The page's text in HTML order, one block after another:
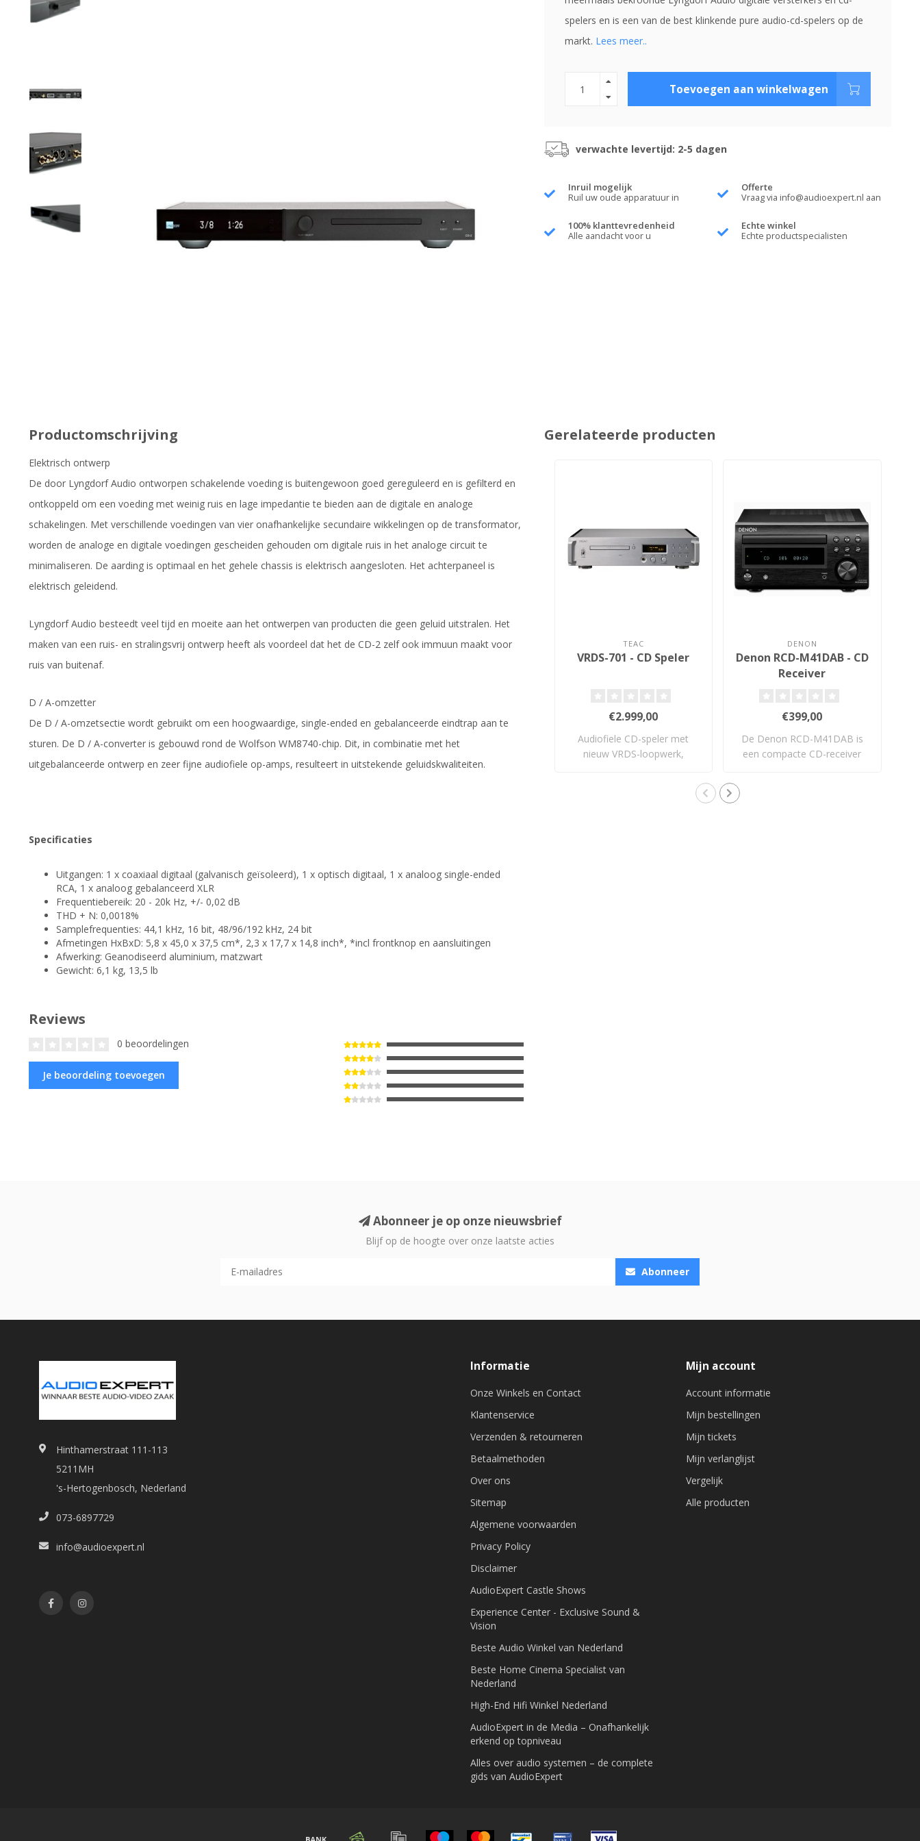
spelers en is een van de best klinkende pure audio-cd-spelers op de
markt. Lees meer..
Toevoegen aan winkelwagen
verwachte levertijd: 2-5 dagen
Inruil mogelijk
Ruil uw oude apparatuur in
Offerte
Vraag via info@audioexpert.nl aan
100% klanttevredenheid
Alle aandacht voor u
Echte winkel
Echte productspecialisten
Productomschrijving
Elektrisch ontwerp
De door Lyngdorf Audio ontworpen schakelende voeding is buitengewoon goed gereguleerd en is gefilterd en
ontkoppeld om een voeding met weinig ruis en lage impedantie te bieden aan de digitale en analoge
schakelingen. Met verschillende voedingen van vier onafhankelijke secundaire wikkelingen op de transformator,
worden de analoge en digitale voedingen gescheiden gehouden om digitale ruis in het analoge circuit te
minimaliseren. De aarding is optimaal en het gehele chassis is elektrisch aangesloten. Het achterpaneel is
elektrisch geleidend.
Lyngdorf Audio besteedt veel tijd en moeite aan het ontwerpen van producten die geen geluid uitstralen. Het
maken van een ruis- en stralingsvrij ontwerp heeft als voordeel dat het de CD-2 zelf ook immuun maakt voor
ruis van buitenaf.
D / A-omzetter
De D / A-omzetsectie wordt gebruikt om een hoogwaardige, single-ended en gebalanceerde eindtrap aan te
sturen. De D / A-converter is gebouwd rond de Wolfson WM8740-chip. Dit, in combinatie met het
uitgebalanceerde ontwerp en zeer fijne audiofiele op-amps, resulteert in uitstekende geluidskwaliteiten.
Specificaties
Uitgangen: 1 x coaxiaal digitaal (galvanisch geïsoleerd), 1 x optisch digitaal, 1 x analoog single-ended
RCA, 1 x analoog gebalanceerd XLR
Frequentiebereik: 20 - 20k Hz, +/- 0,02 dB
THD + N: 0,0018%
Samplefrequenties: 44,1 kHz, 16 bit, 48/96/192 kHz, 24 bit
Afmetingen HxBxD: 5,8 x 45,0 x 37,5 cm*, 2,3 x 17,7 x 14,8 inch*, *incl frontknop en aansluitingen
Afwerking: Geanodiseerd aluminium, matzwart
Gewicht: 6,1 kg, 13,5 lb
Reviews
0 beoordelingen
Je beoordeling toevoegen
Gerelateerde producten
TEAC
VRDS-701 - CD Speler
€2.999,00
Audiofiele CD-speler met
nieuw VRDS-loopwerk,
DENON
Denon RCD-M41DAB - CD
Receiver
€399,00
De Denon RCD-M41DAB is
een compacte CD-receiver
Abonneer je op onze nieuwsbrief
Blijf op de hoogte over onze laatste acties
Abonneer
Hinthamerstraat 111-113
5211MH
's-Hertogenbosch, Nederland
073-6897729
info@audioexpert.nl
Informatie
Onze Winkels en Contact
Klantenservice
Verzenden & retourneren
Betaalmethoden
Over ons
Sitemap
Algemene voorwaarden
Privacy Policy
Disclaimer
AudioExpert Castle Shows
Experience Center - Exclusive Sound &
Vision
Beste Audio Winkel van Nederland
Beste Home Cinema Specialist van
Nederland
High-End Hifi Winkel Nederland
AudioExpert in de Media – Onafhankelijk
erkend op topniveau
Alles over audio systemen – de complete
gids van AudioExpert
Mijn account
Account informatie
Mijn bestellingen
Mijn tickets
Mijn verlanglijst
Vergelijk
Alle producten